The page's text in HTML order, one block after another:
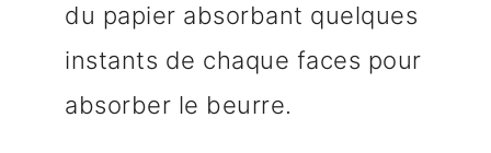
du papier absorbant quelques
instants de chaque faces pour
absorber le beurre.